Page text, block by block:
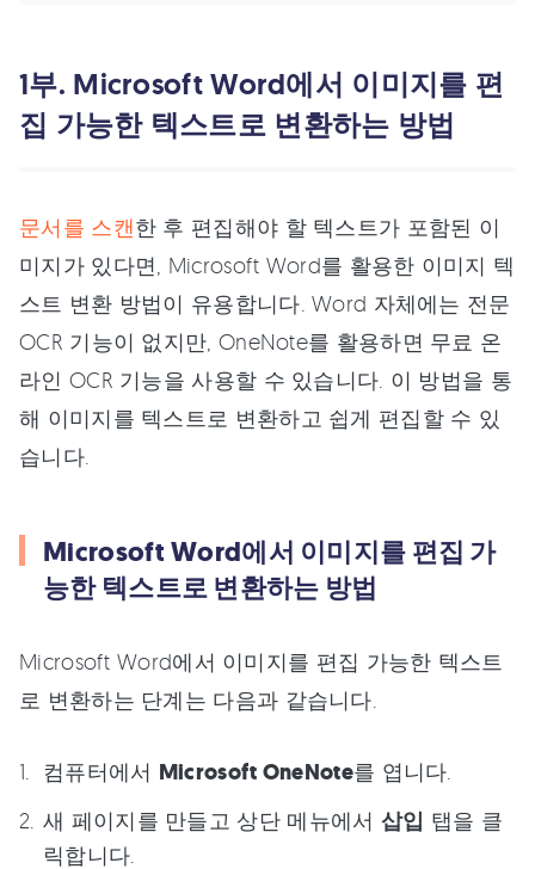
1부. Microsoft Word에서 이미지를 편
집 가능한 텍스트로 변환하는 방법
문서를 스캔한 후 편집해야 할 텍스트가 포함된 이
미지가 있다면, Microsoft Word를 활용한 이미지 텍
스트 변환 방법이 유용합니다. Word 자체에는 전문
OCR 기능이 없지만, OneNote를 활용하면 무료 온
라인 OCR 기능을 사용할 수 있습니다. 이 방법을 통
해 이미지를 텍스트로 변환하고 쉽게 편집할 수 있
습니다.
Microsoft Word에서 이미지를 편집 가
능한 텍스트로 변환하는 방법
Microsoft Word에서 이미지를 편집 가능한 텍스트
로 변환하는 단계는 다음과 같습니다.
컴퓨터에서 Microsoft OneNote를 엽니다.
새 페이지를 만들고 상단 메뉴에서 삽입 탭을 클
릭합니다.